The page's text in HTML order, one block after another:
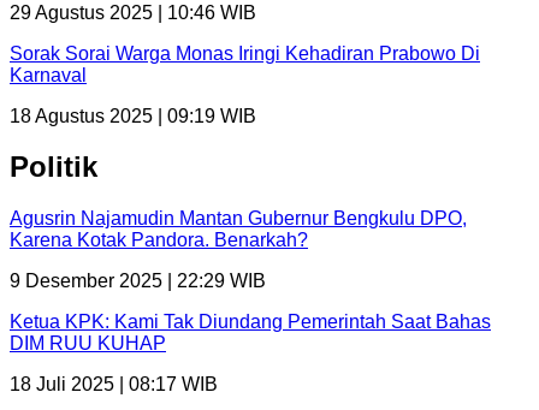
29 Agustus 2025 | 10:46 WIB
Sorak Sorai Warga Monas Iringi Kehadiran Prabowo Di
Karnaval
18 Agustus 2025 | 09:19 WIB
Politik
Agusrin Najamudin Mantan Gubernur Bengkulu DPO,
Karena Kotak Pandora. Benarkah?
9 Desember 2025 | 22:29 WIB
Ketua KPK: Kami Tak Diundang Pemerintah Saat Bahas
DIM RUU KUHAP
18 Juli 2025 | 08:17 WIB